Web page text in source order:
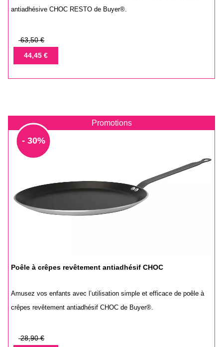
antiadhésive CHOC RESTO de Buyer®.
Prix
base
63,50 €
Prix44,45 €
Promotions
- 30%
Poêle à crêpes revêtement antiadhésif CHOC
Amusez vos enfants avec l’utilisation simple et efficace de poêle à
crêpes revêtement antiadhésif CHOC de Buyer®.
Prix
28,90 €